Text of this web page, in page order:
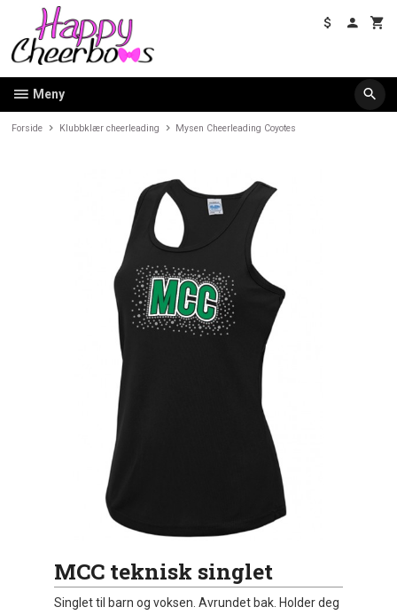
innholdet
Meny
Forside Klubbklær cheerleading Mysen Cheerleading Coyotes
MCC teknisk singlet
Singlet til barn og voksen. Avrundet bak. Holder deg